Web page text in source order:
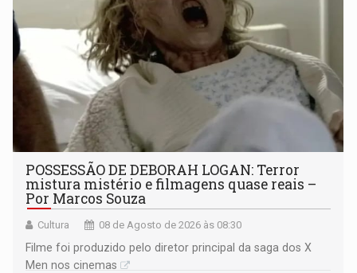
POSSESSÃO DE DEBORAH LOGAN: Terror
mistura mistério e filmagens quase reais –
Por Marcos Souza
Cultura 08 de Agosto de 2026 às 08:30
Filme foi produzido pelo diretor principal da saga dos X
Men nos cinemas